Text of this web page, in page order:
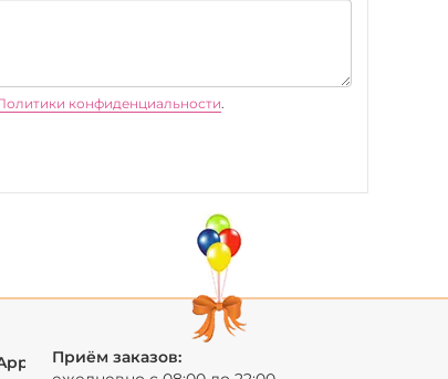
конфиденциальности.
Приём заказов: